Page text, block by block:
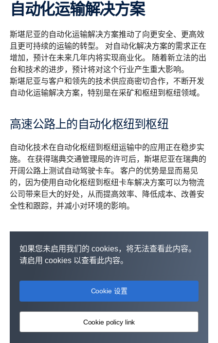
自动化运输解决方案
斯堪尼亚的自动化运输解决方案推动了向更安全、更高效
且更可持续的运输的转型。 对自动化解决方案的需求正在
增加，预计在未来几年内将实现商业化。 随着新立法的出
台和技术的进步，预计将对这个行业产生重大影响。
斯堪尼亚与客户和领先的技术供应商密切合作，不断开发
自动化运输解决方案，特别是在采矿和枢纽到枢纽领域。
高速公路上的自动化枢纽到枢纽
自动化技术在自动化枢纽到枢纽运输中的应用正在稳步实
施。 在获得瑞典交通管理局的许可后，斯堪尼亚在瑞典的
开阔公路上测试自动驾驶卡车。 客户的优势是显而易见
的，因为使用自动化枢纽到枢纽卡车解决方案可以为物流
公司带来巨大的好处，从而提高效率、降低成本、改善安
全性和跟踪，并减小对环境的影响。
如果您未启用我们的 cookies，将无法查看此内容。
请启用 cookies 以查看此内容。
Cookie 设置
Cookie policy link